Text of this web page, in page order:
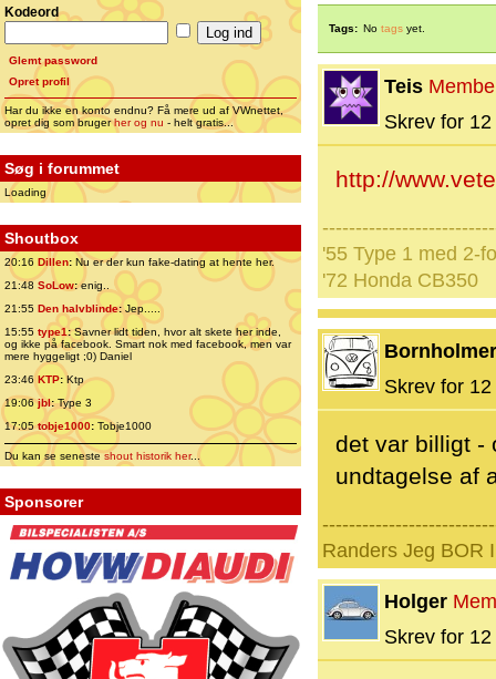
Kodeord
Glemt password
Opret profil
Har du ikke en konto endnu? Få mere ud af VWnettet,
opret dig som brugerher og nu - helt gratis...
Søg i forummet
Loading
Shoutbox
20:16 Dillen: Nu er der kun fake-dating at hente her.
21:48 SoLow:enig..
21:55 Den halvblinde:Jep.....
15:55 type1:Savner lidt tiden, hvor alt skete her inde,
og ikke på facebook. Smart nok med facebook, men var
mere hyggeligt ;0) Daniel
23:46 KTP:Ktp
19:06jbl:Type 3
17:05tobje1000: Tobje1000
Du kan se senesteshout historik her...
Sponsorer
Tags: No tags yet.
Teis
Skrev for
http://
'55 Type 1 med 2-
'72 Honda CB350
Bornholmer
Skrev for
det var billigt -
undtagelse af
Randers Jeg BOR
Holger
Skrev for